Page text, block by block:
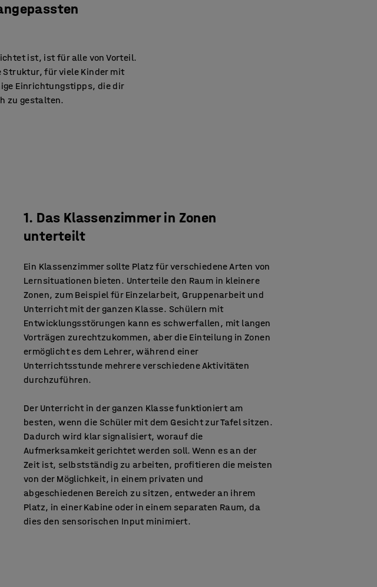
ist, ist für alle von Vorteil.
Struktur, für viele Kinder mit
Einrichtungstipps, die dir
zu gestalten.
1. Das Klassenzimmer in Zonen
unterteilt
Ein Klassenzimmer sollte Platz für verschiedene Arten von
Lernsituationen bieten. Unterteile den Raum in kleinere
Zonen, zum Beispiel für Einzelarbeit, Gruppenarbeit und
Unterricht mit der ganzen Klasse. Schülern mit
Entwicklungsstörungen kann es schwerfallen, mit langen
Vorträgen zurechtzukommen, aber die Einteilung in Zonen
ermöglicht es dem Lehrer, während einer
Unterrichtsstunde mehrere verschiedene Aktivitäten
durchzuführen.
Der Unterricht in der ganzen Klasse funktioniert am
besten, wenn die Schüler mit dem Gesicht zur Tafel sitzen.
Dadurch wird klar signalisiert, worauf die
Aufmerksamkeit gerichtet werden soll. Wenn es an der
Zeit ist, selbstständig zu arbeiten, profitieren die meisten
von der Möglichkeit, in einem privaten und
abgeschiedenen Bereich zu sitzen, entweder an ihrem
Platz, in einer Kabine oder in einem separaten Raum, da
dies den sensorischen Input minimiert.